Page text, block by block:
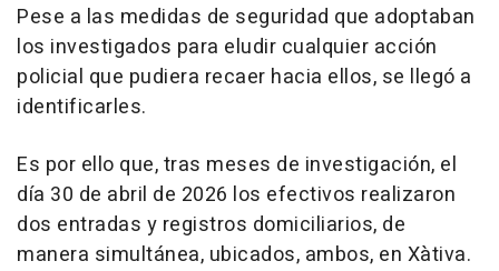
Pese a las medidas de seguridad que adoptaban
los investigados para eludir cualquier acción
policial que pudiera recaer hacia ellos, se llegó a
identificarles.
Es por ello que, tras meses de investigación, el
día 30 de abril de 2026 los efectivos realizaron
dos entradas y registros domiciliarios, de
manera simultánea, ubicados, ambos, en Xàtiva.